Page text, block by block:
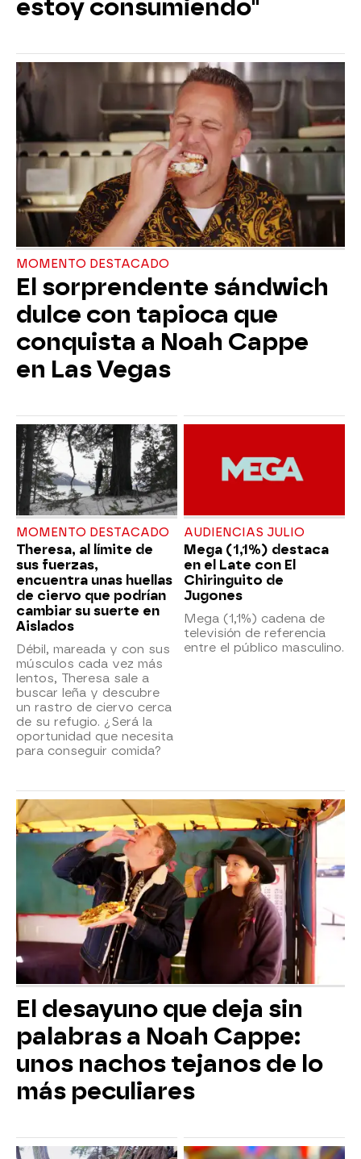
estoy consumiendo"
MOMENTO DESTACADO
El sorprendente sándwich
dulce con tapioca que
conquista a Noah Cappe
en Las Vegas
MOMENTO DESTACADO
Theresa, al límite de
sus fuerzas,
encuentra unas huellas
de ciervo que podrían
cambiar su suerte en
Aislados
Débil, mareada y con sus
músculos cada vez más
lentos, Theresa sale a
buscar leña y descubre
un rastro de ciervo cerca
de su refugio. ¿Será la
oportunidad que necesita
para conseguir comida?
AUDIENCIAS JULIO
Mega (1,1%) destaca
en el Late con El
Chiringuito de
Jugones
Mega (1,1%) cadena de
televisión de referencia
entre el público masculino.
El desayuno que deja sin
palabras a Noah Cappe:
unos nachos tejanos de lo
más peculiares